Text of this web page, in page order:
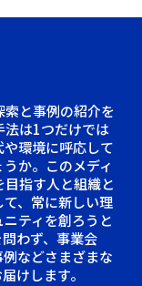
と事例の紹介を
法は1つだけでは
環境に呼応して
か。このメディ
指す人と組織と
、常に新しい理
ティを創ろうと
わず、事業会
などさまざまな
けします。